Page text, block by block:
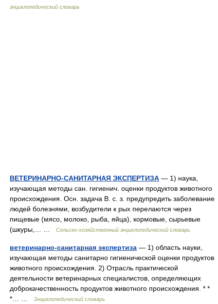
энциклопедический словарь
ВЕТЕРИНАРНО-САНИТАРНАЯ ЭКСПЕРТИЗА — 1) наука,
изучающая методы сан. гигиенич. оценки продуктов животного
происхождения. Осн. задача В. с. з. предупредить заболевание
людей болезнями, возбудители к рых перелаются через
пищевые (мясо, молоко, рыба, яйца), кормовые, сырьевые
(шкуры,… …
Сельско-хозяйственный энциклопедический словарь
ветеринарно-санитарная экспертиза — 1) область науки,
изучающая методы санитарно гигиенической оценки продуктов
животного происхождения. 2) Отрасль практической
деятельности ветеринарных специалистов, определяющих
доброкачественность продуктов животного происхождения. * *
*… …
Энциклопедический словарь